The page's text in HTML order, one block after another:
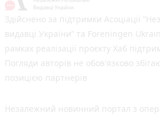
Здійснено за підтримки Асоціації
видавці України” та Foreningen
рамках реалізації проєкту Хаб
Погляди авторів не обов'язково
позицією партнерів
Незалежний новинний портал з